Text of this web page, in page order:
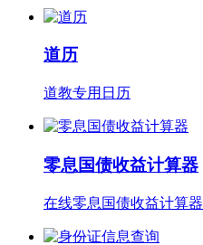
道历
道教专用日历
零息国债收益计算器
在线零息国债收益计算器